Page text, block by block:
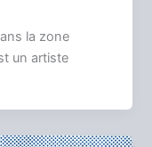
la zone
un artiste